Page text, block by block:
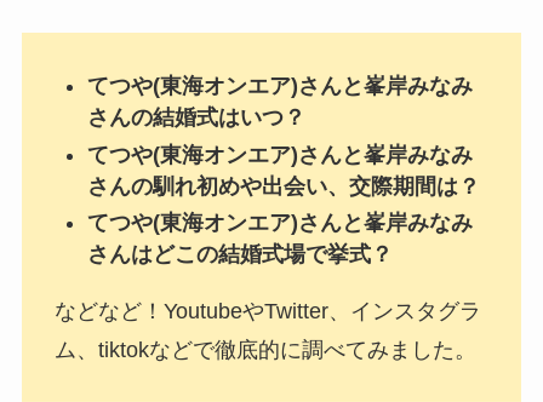
てつや(東海オンエア)さんと峯岸みなみ
さんの結婚式はいつ？
てつや(東海オンエア)さんと峯岸みなみ
さんの馴れ初めや出会い、交際期間は？
てつや(東海オンエア)さんと峯岸みなみ
さんはどこの結婚式場で挙式？
などなど！YoutubeやTwitter、インスタグラ
ム、tiktokなどで徹底的に調べてみました。